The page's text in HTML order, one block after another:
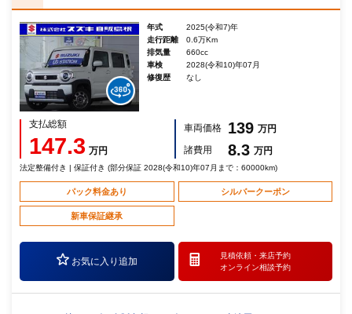
年式
2025(令和7)年
走行距離
0.6万Km
排気量
660cc
車検
2028(令和10)年07月
修復歴
なし
支払総額
147.3 万円
車両価格 139 万円
諸費用
8.3 万円
法定整備付き | 保証付き (部分保証 2028(令和10)年07月まで：60000km)
パック料金あり シルバークーポン
新車保証継承
お気に入り追加
見積依頼・ 来店予約
オンライン相談予約